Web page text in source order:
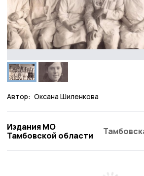
Автор: Оксана Шиленкова
Издания МО
Тамбовской области